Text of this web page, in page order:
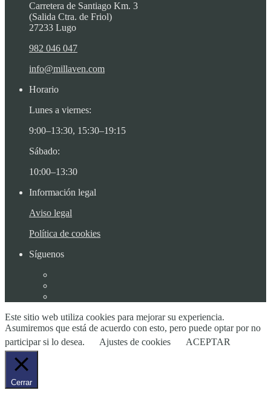
Carretera de Santiago Km. 3
(Salida Ctra. de Friol)
27233 Lugo
982 046 047
info@millaven.com
Horario
Lunes a viernes:
9:00–13:30, 15:30–19:15
Sábado:
10:00–13:30
Información legal
Aviso legal
Política de cookies
Síguenos
Este sitio web utiliza cookies para mejorar su experiencia.
Asumiremos que está de acuerdo con esto, pero puede optar por no
participar si lo desea.
Ajustes de cookies ACEPTAR
Cerrar